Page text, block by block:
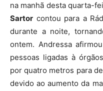
na manhã desta quarta-
Sartor contou para a
durante a noite,
ontem. Andressa
pessoas ligadas à
por quatro metros para
devido ao aumento da